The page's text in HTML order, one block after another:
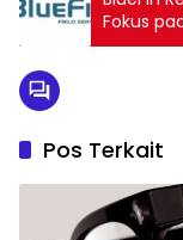
Fokus
Pos Terkait